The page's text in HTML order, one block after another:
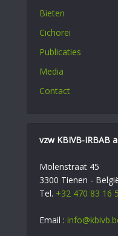
Bieten
Cichorei
Publicaties
Media
Contact
vzw KBIVB-IRBAB
Molenstraat 45
3300 Tienen -
Tel. +32 470 83 16
Email :